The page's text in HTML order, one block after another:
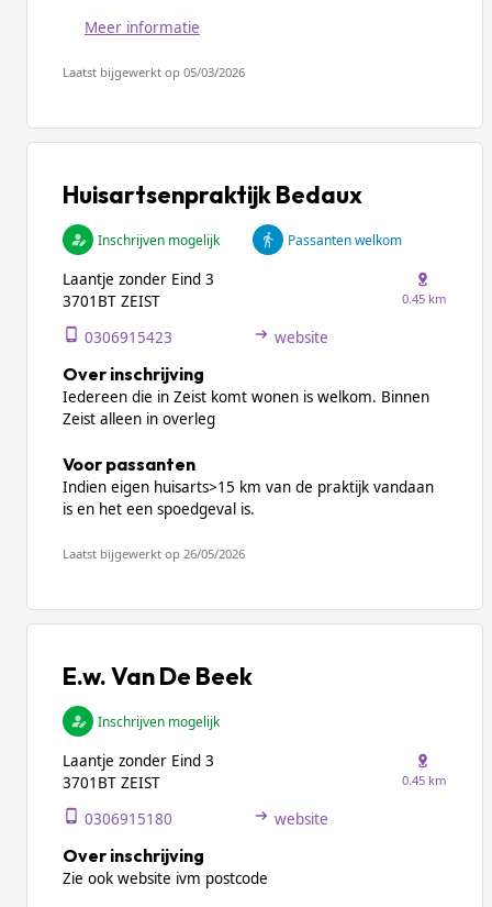
Meer informatie
Laatst bijgewerkt op 05/03/2026
Huisartsenpraktijk Bedaux
Inschrijven mogelijk Passanten welkom
Laantje zonder Eind 3
3701BT ZEIST
0.45 km
0306915423 website
Over inschrijving
Iedereen die in Zeist komt wonen is welkom. Binnen
Zeist alleen in overleg
Voor passanten
Indien eigen huisarts>15 km van de praktijk vandaan
is en het een spoedgeval is.
Laatst bijgewerkt op 26/05/2026
E.w. Van De Beek
Inschrijven mogelijk
Laantje zonder Eind 3
3701BT ZEIST
0.45 km
0306915180 website
Over inschrijving
Zie ook website ivm postcode